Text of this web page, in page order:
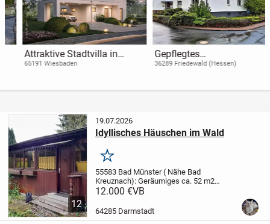
Attraktive Stadtvilla in
Wiesbaden-Bierstadt als
65191 Wiesbaden
Gepflegtes
Zweifamilienhaus,
kernsaniert!
36289 Friedewald (Hessen)
12
19.07.2026
Idyllisches Häuschen im Wald
Merken
55583 Bad Münster ( Nähe Bad
Kreuznach): Geräumiges ca. 52 m2
grosses Ferienhaus mit insgesamt 3
Pachtland zu verkaufen. Obgleich man zu
12.000 €VB
64285 Darmstadt